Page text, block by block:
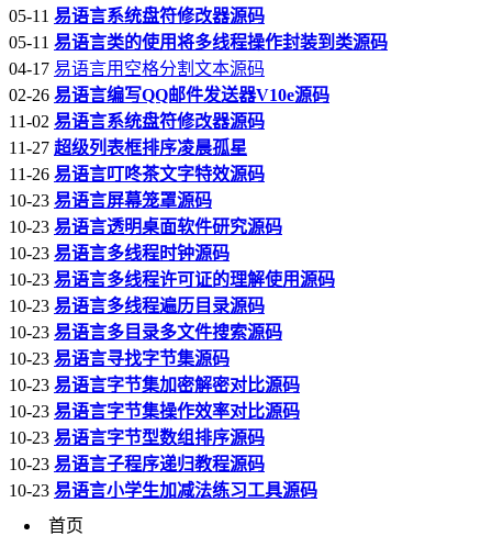
05-11 易语言系统盘符修改器源码
05-11 易语言类的使用将多线程操作封装到类源码
04-17 易语言用空格分割文本源码
02-26 易语言编写QQ邮件发送器V10e源码
11-02 易语言系统盘符修改器源码
11-27 超级列表框排序凌晨孤星
11-26 易语言叮咚茶文字特效源码
10-23 易语言屏幕笼罩源码
10-23 易语言透明桌面软件研究源码
10-23 易语言多线程时钟源码
10-23 易语言多线程许可证的理解使用源码
10-23 易语言多线程遍历目录源码
10-23 易语言多目录多文件搜索源码
10-23 易语言寻找字节集源码
10-23 易语言字节集加密解密对比源码
10-23 易语言字节集操作效率对比源码
10-23 易语言字节型数组排序源码
10-23 易语言子程序递归教程源码
10-23 易语言小学生加减法练习工具源码
首页